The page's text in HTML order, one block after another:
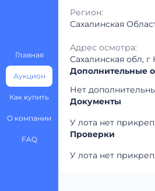
Главная
Аукцион
Как купить
О компании
FAQ
Регион:
Сахалинская
Адрес осмотра:
Сахалинская обл,
Дополнительные
Нет
Документы
У лота нет
Проверки
У лота нет